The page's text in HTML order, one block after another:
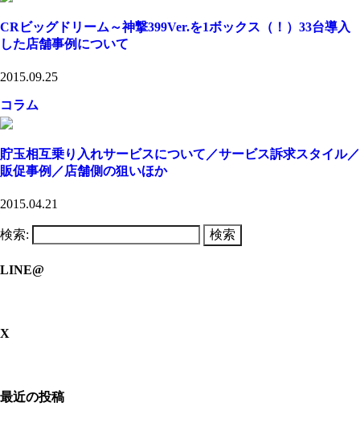
CRビッグドリーム～神撃399Ver.を1ボックス（！）33台導入
した店舗事例について
2015.09.25
コラム
貯玉相互乗り入れサービスについて／サービス訴求スタイル／
販促事例／店舗側の狙いほか
2015.04.21
検索:
LINE@
X
最近の投稿